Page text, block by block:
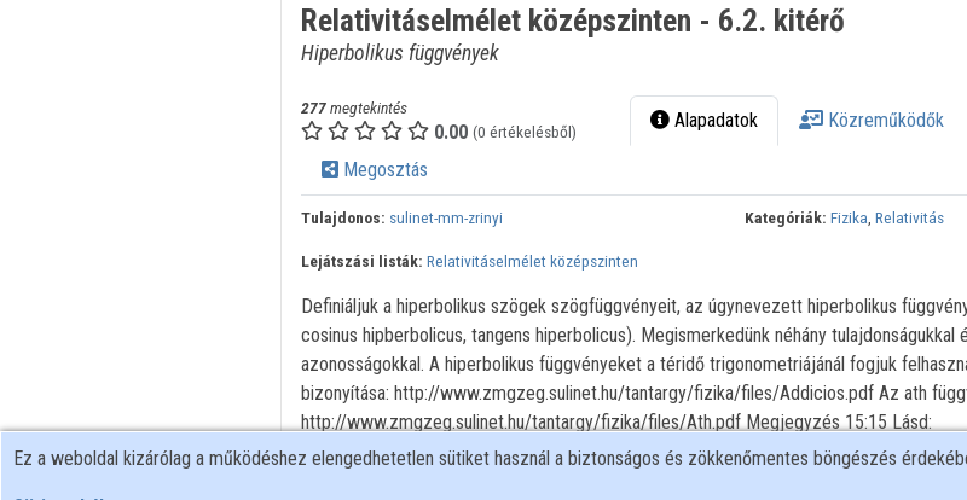
Relativitáselmélet középszinten - 6.2. kitérő
Hiperbolikus függvények
277megtekintés
0.00 (0 értékelésből) Alapadatok Közreműködők
Megosztás
Tulajdonos: sulinet-mm-zrinyi Kategóriák: Fizika,Relativitás
Lejátszási listák: Relativitáselmélet középszinten
Definiáljuk a hiperbolikus szögek szögfüggvényeit, az úgynevezett hiperbolikus
cosinus hipberbolicus, tangens hiperbolicus). Megismerkedünk néhány tulajdonságukkal
azonosságokkal. A hiperbolikus függvényeket a téridő trigonometriájánál fogjuk
bizonyítása: http://www.zmgzeg.sulinet.hu/tantargy/fizika/files/Addicios.pdf Az ath
http://www.zmgzeg.sulinet.hu/tantargy/fizika/files/Ath.pdf Megjegyzés 15:15 Lásd:
http://videotorium.hu/hu/recordings/38373 12:25
Ez a weboldal kizárólag a működéshez elengedhetetlen sütiket használ a biztonságos és zökkenőmentes böngészés